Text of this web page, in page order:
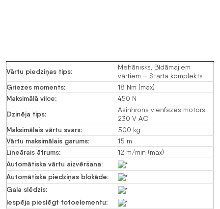
Vārtu piedziņas tips:
Mehānisks, Bīdāmajiem
vārtiem – Starta komplekts
Griezes moments: 18 Nm (max)
Maksimālā vilce: 450 N
Dzinēja tips:
Asinhrons vienfāzes motors,
230 V AC
Maksimālais vārtu svars: 500 kg
Vārtu maksimālais garums: 15 m
Lineārais ātrums: 12 m/min (max)
Automātiska vārtu aizvēršana:
Automātiska piedziņas blokāde:
Gala slēdzis:
Iespēja pieslēgt fotoelementu: